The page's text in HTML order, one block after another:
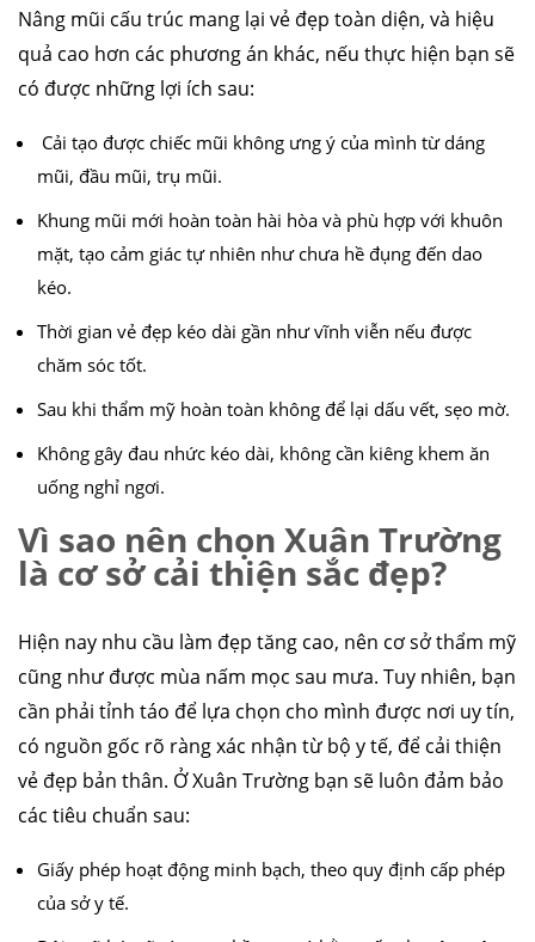
Nâng mũi cấu trúc mang lại vẻ đẹp toàn diện, và hiệu
quả cao hơn các phương án khác, nếu thực hiện bạn sẽ
có được những lợi ích sau:
Cải tạo được chiếc mũi không ưng ý của mình từ dáng
mũi, đầu mũi, trụ mũi.
Khung mũi mới hoàn toàn hài hòa và phù hợp với khuôn
mặt, tạo cảm giác tự nhiên như chưa hề đụng đến dao
kéo.
Thời gian vẻ đẹp kéo dài gần như vĩnh viễn nếu được
chăm sóc tốt.
Sau khi thẩm mỹ hoàn toàn không để lại dấu vết, sẹo mờ.
Không gây đau nhức kéo dài, không cần kiêng khem ăn
uống nghỉ ngơi.
Vì sao nên chọn Xuân Trường
là cơ sở cải thiện sắc đẹp?
Hiện nay nhu cầu làm đẹp tăng cao, nên cơ sở thẩm mỹ
cũng như được mùa nấm mọc sau mưa. Tuy nhiên, bạn
cần phải tỉnh táo để lựa chọn cho mình được nơi uy tín,
có nguồn gốc rõ ràng xác nhận từ bộ y tế, để cải thiện
vẻ đẹp bản thân. Ở Xuân Trường bạn sẽ luôn đảm bảo
các tiêu chuẩn sau:
Giấy phép hoạt động minh bạch, theo quy định cấp phép
của sở y tế.